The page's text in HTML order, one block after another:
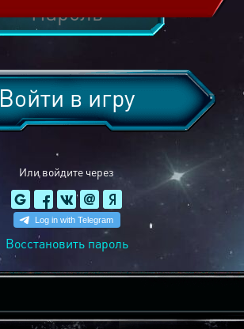
Или войдите через
Войти в игру
Восстановить пароль